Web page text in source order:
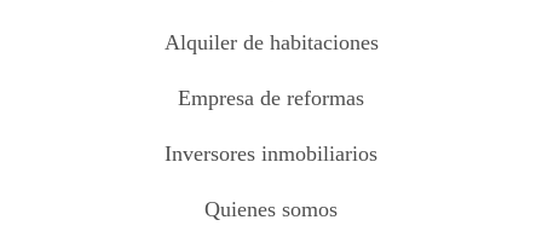
Alquiler de habitaciones
Empresa de reformas
Inversores inmobiliarios
Quienes somos